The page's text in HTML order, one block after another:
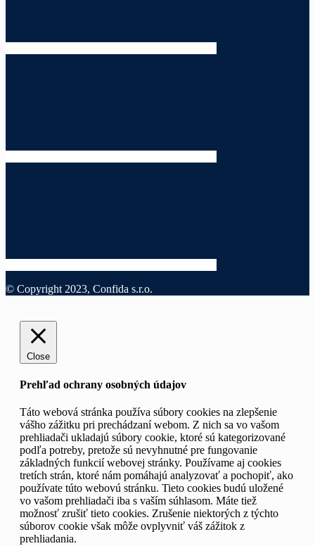
© Copyright 2023, Confida s.r.o.
Close
Prehľad ochrany osobných údajov
Táto webová stránka používa súbory cookies na zlepšenie
vášho zážitku pri prechádzaní webom. Z nich sa vo vašom
prehliadači ukladajú súbory cookie, ktoré sú kategorizované
podľa potreby, pretože sú nevyhnutné pre fungovanie
základných funkcií webovej stránky. Používame aj cookies
tretích strán, ktoré nám pomáhajú analyzovať a pochopiť, ako
používate túto webovú stránku. Tieto cookies budú uložené
vo vašom prehliadači iba s vaším súhlasom. Máte tiež
možnosť zrušiť tieto cookies. Zrušenie niektorých z týchto
súborov cookie však môže ovplyvniť váš zážitok z
prehliadania.